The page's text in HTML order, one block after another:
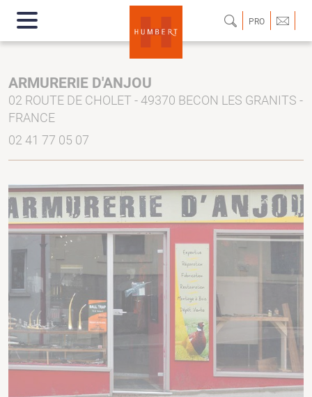
PRO
ARMURERIE D'ANJOU
02 ROUTE DE CHOLET - 49370 BECON LES GRANITS -
FRANCE
02 41 77 05 07